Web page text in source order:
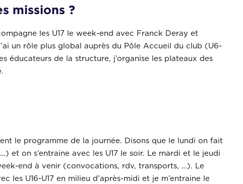
missions ?
les U17 le week-end avec Franck Deray et
un rôle plus global auprès du Pôle Accueil du club (U6-
éducateurs de la structure, j’organise les plateaux des
le programme de la journée. Disons que le lundi on fait
et on s’entraine avec les U17 le soir. Le mardi et le jeudi
end à venir (convocations, rdv, transports, …). Le
les U16-U17 en milieu d’après-midi et je m’entraine le